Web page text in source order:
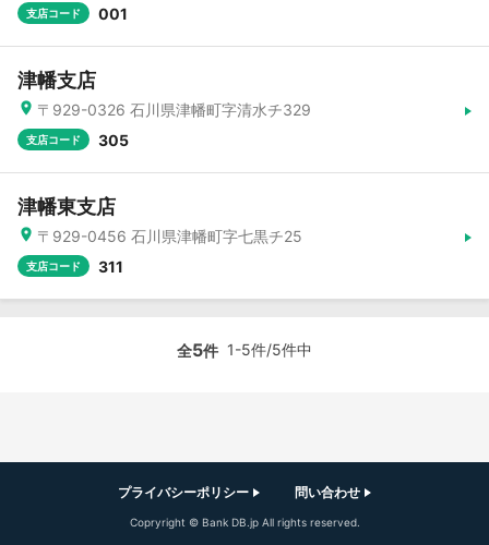
支店コード 001
津幡支店
〒929-0326 石川県津幡町字清水チ329
支店コード 305
津幡東支店
〒929-0456 石川県津幡町字七黒チ25
支店コード 311
全5件 1-5件/5件中
Copryright © Bank DB.jp All rights reserved.
プライバシーポリシー 問い合わせ